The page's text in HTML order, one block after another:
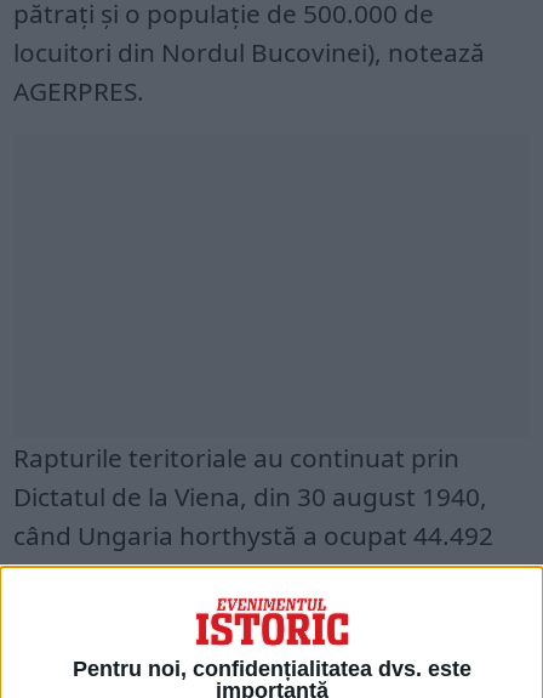
Pentru noi, confidențialitatea dvs. este
importantă
pătraţi şi o populaţie de 500.000 de
locuitori din Nordul Bucovinei), notează
AGERPRES.
Rapturile teritoriale au continuat prin
Dictatul de la Viena, din 30 august 1940,
când Ungaria horthystă a ocupat 44.492
km pătraţi, respectiv nord-estul
Transilvaniei, cu o populaţie de 2.667.000